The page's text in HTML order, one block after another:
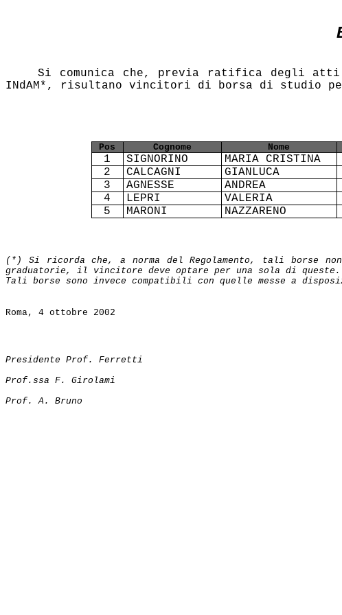
Si comunica che, previa ratifica degli atti
INdAM*, risultano vincitori di borsa di studio
Pos Cognome Nome
1 SIGNORINO MARIA CRISTINA
2
CALCAGNI GIANLUCA
3
AGNESSE ANDREA
4
LEPRI VALERIA
5
MARONI NAZZARENO
(*) Si ricorda che, a norma del Regolamento, tali borse
graduatorie, il vincitore deve optare per una sola di
Tali borse sono invece compatibili con quelle messe a
Roma, 4 ottobre 2002
Presidente Prof. Ferretti
Prof.ssa F. Girolami
Prof. A. Bruno